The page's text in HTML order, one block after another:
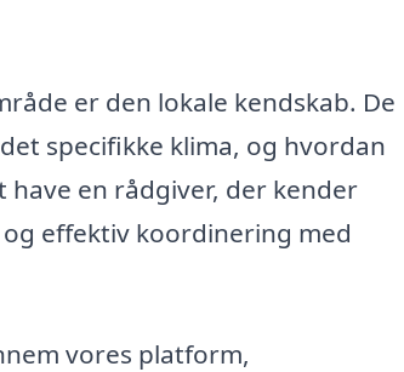
er den lokale kendskab. De
specifikke klima, og hvordan
have en rådgiver, der kender
effektiv koordinering med
vores platform,